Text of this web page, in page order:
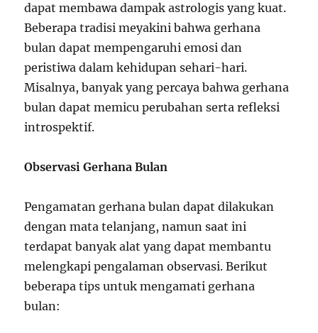
dapat membawa dampak astrologis yang kuat.
Beberapa tradisi meyakini bahwa gerhana
bulan dapat mempengaruhi emosi dan
peristiwa dalam kehidupan sehari-hari.
Misalnya, banyak yang percaya bahwa gerhana
bulan dapat memicu perubahan serta refleksi
introspektif.
Observasi Gerhana Bulan
Pengamatan gerhana bulan dapat dilakukan
dengan mata telanjang, namun saat ini
terdapat banyak alat yang dapat membantu
melengkapi pengalaman observasi. Berikut
beberapa tips untuk mengamati gerhana
bulan: